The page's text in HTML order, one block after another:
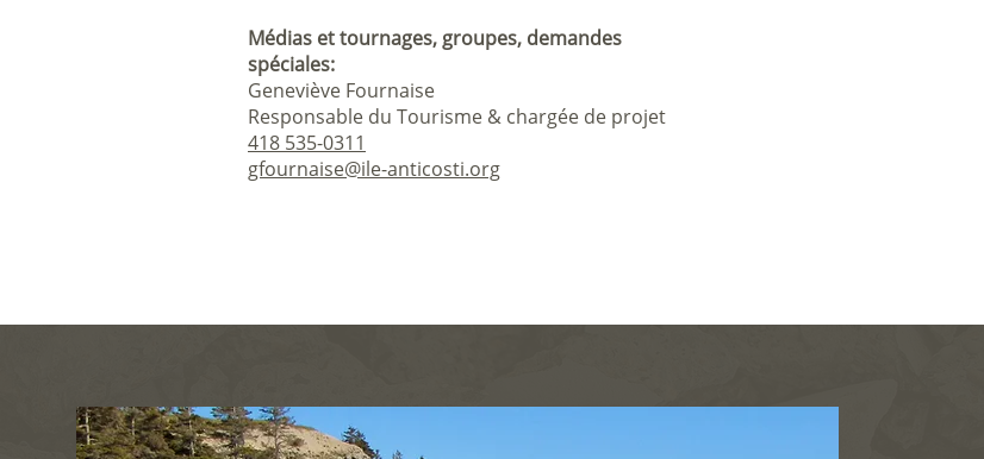
Médias et tournages, groupes, demandes
spéciales:
Geneviève Fournaise
Responsable du Tourisme & chargée de projet
418 535-0311
gfournaise@ile-anticosti.org